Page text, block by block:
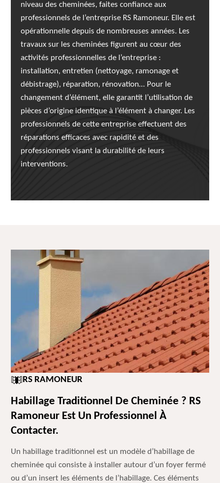
niveau des cheminées, faites confiance aux
professionnels de l’entreprise RS Ramoneur. Elle est
opérationnelle depuis de nombreuses années. Les
travaux sur les cheminées figurent au cœur des
activités professionnelles de l’entreprise :
installation, entretien (nettoyage, ramonage et
débistrage), réparation, rénovation… Pour le
changement d’élément, elle garantit l’utilisation de
pièces d’origine identique à l’élément à changer. Les
professionnels de cette entreprise effectuent des
réparations efficaces avec rapidité et des
professionnels visant la durabilité de leurs
interventions.
RS RAMONEUR
Habillage Traditionnel De Cheminée ? RS
Ramoneur Est Un Professionnel À
Contacter.
Un habillage traditionnel est un modèle d’habillage de
cheminée qui consiste à installer autour d’un foyer fermé
ou d’un insert les éléments de l’habillage. Ces éléments